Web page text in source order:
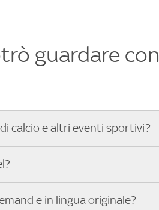
guardare
calcio e altri eventi sportivi?
di Serie A, UEFA Champions
una vasta selezione di film
e in lingua originale?